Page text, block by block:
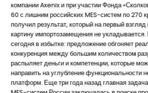
компании Axenix и при участии Фонда
60 с лишним российских MES-систем по 270
получил результат, который на первый
картину импортозамещения не
сегодня в избытке: предложение обгоняет
конкуренция между большим количеством
распыляет деньги и компетенции, которые
направить на углубление функциональности
платформ. Еще три года назад главная